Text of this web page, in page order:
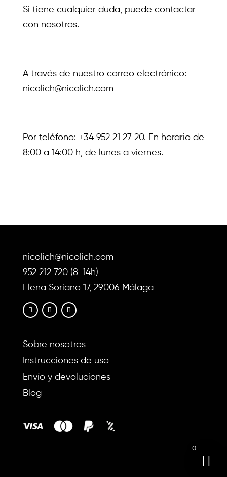
Si tiene cualquier duda, puede contactar
con nosotros.
A través de nuestro correo electrónico:
nicolich@nicolich.com
Por teléfono: +34 952 21 27 20. En horario de
8:00 a 14:00 h, de lunes a viernes.
nicolich@nicolich.com
952 212 720 (8-14h)
Elena Soriano 17, 29006 Málaga
Sobre nosotros
Instrucciones de uso
Envío y devoluciones
Blog
0